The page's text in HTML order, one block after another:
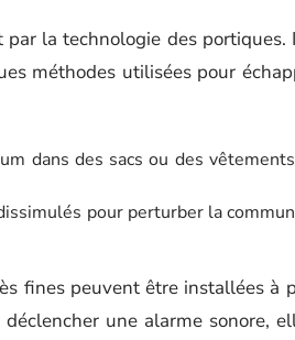
la technologie des
méthodes utilisées pour
dans des sacs ou des
pour perturber la
fines peuvent être installées à
une alarme sonore,